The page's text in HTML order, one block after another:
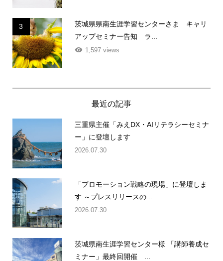
3
茨城県県南生涯学習センターさま キャリ
アップセミナー告知 ラ...
1,597 views
最近の記事
三重県主催「みえDX・AIリテラシーセミナ
ー」に登壇します
2026.07.30
「プロモーション戦略の現場」に登壇しま
す ～プレスリリースの...
2026.07.30
茨城県南生涯学習センター様 「講師養成セ
ミナー」最終回開催 ...